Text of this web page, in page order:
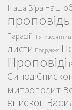
Наша Віра Наш
проповідь
Парафії
листи Подружжя
Проповіді
Синод
митрополит
єпископ